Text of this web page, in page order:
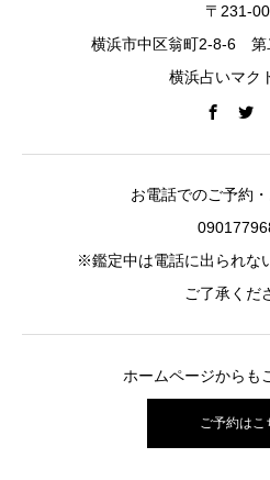
〒231-
横浜市中区翁町2-8-6 第
横浜占いマク
お電話でのご予約
※鑑定中は電話に出られな
ご了承くだ
ホームページからも
ご予約はこ